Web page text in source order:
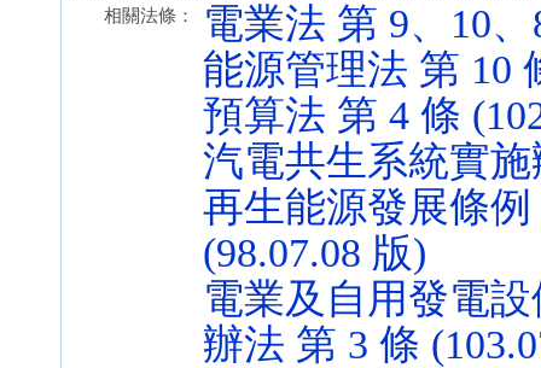
相關法條：
電業法 第 9、10
能源管理法 第 10
預算法 第 4 條
汽電共生系統實施
再生能源發展條例
(98.07.08 版)
電業及自用發電
辦法 第 3 條